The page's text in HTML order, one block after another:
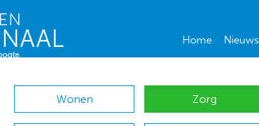
Home Nieuws
Wonen Zorg